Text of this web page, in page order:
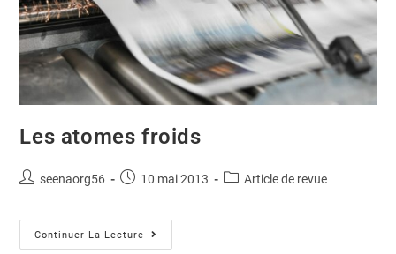
Les atomes froids
seenaorg56 10 mai 2013 Article de revue
Continuer La Lecture